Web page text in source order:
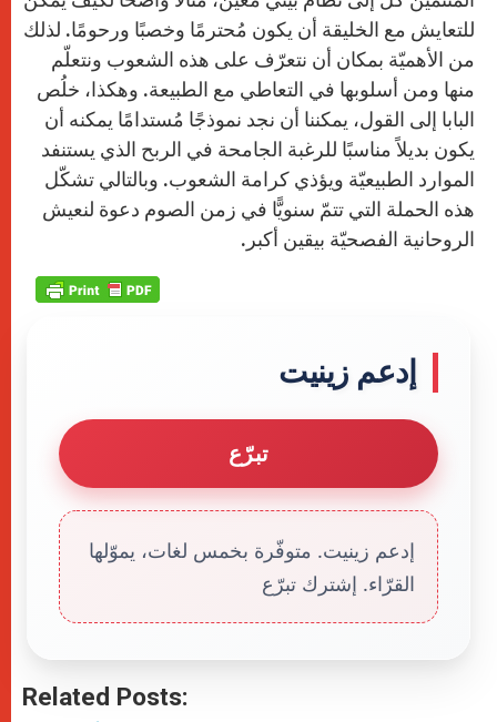
للتعايش مع الخليقة أن يكون مُحترمًا وخصبًا ورحومًا. لذلك
من الأهميّة بمكان أن نتعرّف على هذه الشعوب ونتعلّم
منها ومن أسلوبها في التعاطي مع الطبيعة. وهكذا، خلُص
البابا إلى القول، يمكننا أن نجد نموذجًا مُستدامًا يمكنه أن
يكون بديلاً مناسبًا للرغبة الجامحة في الربح الذي يستنفد
الموارد الطبيعيّة ويؤذي كرامة الشعوب. وبالتالي تشكّل
هذه الحملة التي تتمّ سنويًّا في زمن الصوم دعوة لنعيش
الروحانية الفصحيّة بيقين أكبر.
إدعم زينيت
تبرّع
إدعم زينيت. متوفّرة بخمس لغات، يموّلها
القرّاء. إشترك تبرّع
Related Posts: